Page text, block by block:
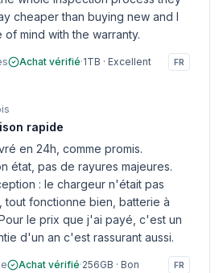
cheaper than buying new and I
mind with the warranty.
Achat vérifié·1TB · Excellent FR
rapide
en 24h, comme promis.
état, pas de rayures majeures.
: le chargeur n'était pas
tout fonctionne bien, batterie à
le prix que j'ai payé, c'est un
d'un an c'est rassurant aussi.
Achat vérifié·256GB · Bon FR